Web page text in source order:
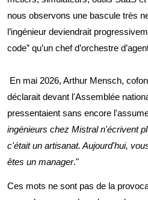
nous observons une bascule très
l’ingénieur deviendrait
code” qu’un chef d’orchestre
En mai 2026, Arthur Mensch,
déclarait devant l'Assemblée
pressentaient sans encore
ingénieurs chez Mistral n'écrivent
c'était un artisanat. Aujourd'hui,
êtes un manager."
Ces mots ne sont pas de la